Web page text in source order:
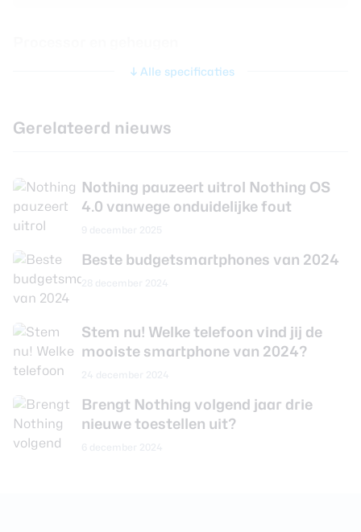
Mediatek Dimensity 7200 Pro
CPU-snelheid 2.80 GHz
Werkgeheugen 8 GB
Interne opslag
Uitbreidbaar geheugen Nee
Camera achterkant
Aantal lenzen 2
Camera 1 - Aantal
Camera 1 - Diafragma F/1.9
Camera 1 - Autofocus
Alle specificaties
Gerelateerd nieuws
Nothing pauzeert uitrol Nothing OS
4.0 vanwege onduidelijke fout
Beste budgetsmartphones van 2024
Stem nu! Welke telefoon vind jij de
mooiste smartphone van 2024?
Brengt Nothing volgend jaar drie
nieuwe toestellen uit?